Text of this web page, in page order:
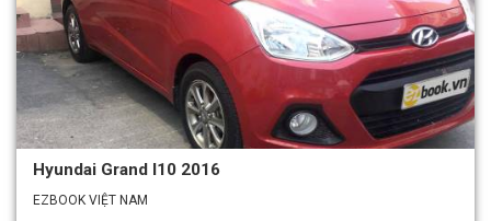
Hyundai Grand I10 2016
EZBOOK VIỆT NAM